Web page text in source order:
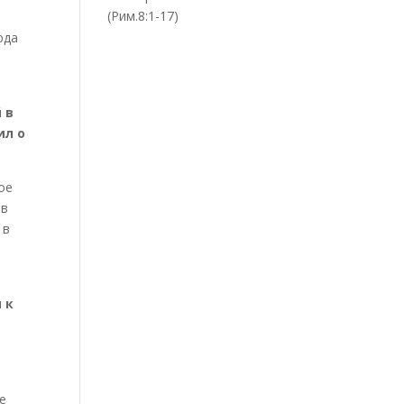
в
о
к
(Рим.8:1-17)